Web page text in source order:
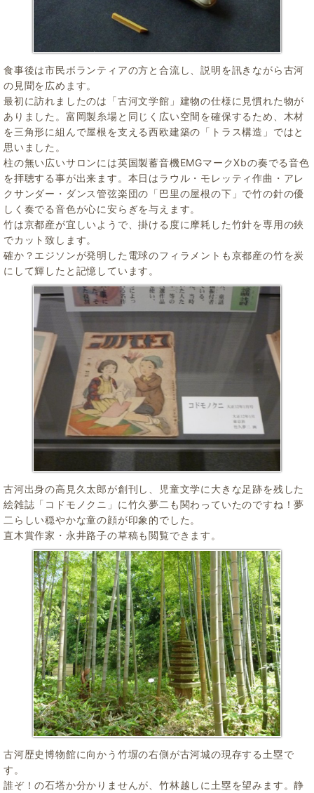
食事後は市民ボランティアの方と合流し、説明を訊きながら古河
の見聞を広めます。
最初に訪れましたのは「古河文学館」建物の仕様に見慣れた物が
ありました。富岡製糸場と同じく広い空間を確保するため、木材
を三角形に組んで屋根を支える西欧建築の「トラス構造」ではと
思いました。
柱の無い広いサロンには英国製蓄音機EMGマークXbの奏でる音色
を拝聴する事が出来ます。本日はラウル・モレッティ作曲・アレ
クサンダー・ダンス管弦楽団の「巴里の屋根の下」で竹の針の優
しく奏でる音色が心に安らぎを与えます。
竹は京都産が宜しいようで、掛ける度に摩耗した竹針を専用の鋏
でカット致します。
確か？エジソンが発明した電球のフィラメントも京都産の竹を炭
にして輝したと記憶しています。
古河出身の高見久太郎が創刊し、児童文学に大きな足跡を残した
絵雑誌「コドモノクニ」に竹久夢二も関わっていたのですね！夢
二らしい穏やかな童の顔が印象的でした。
直木賞作家・永井路子の草稿も閲覧できます。
古河歴史博物館に向かう竹塀の右側が古河城の現存する土塁で
す。
誰ぞ！の石塔か分かりませんが、竹林越しに土塁を望みます。静